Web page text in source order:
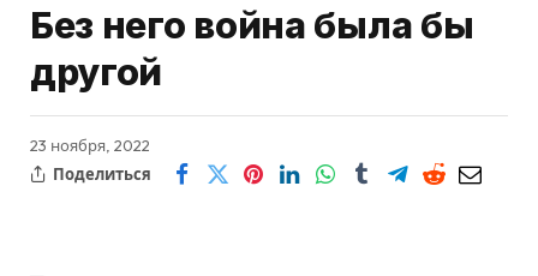
Без него война была бы
другой
23 ноября, 2022
Поделиться